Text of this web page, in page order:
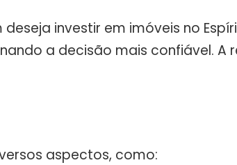
deseja investir em imóveis no
a decisão mais confiável.
aspectos, como: